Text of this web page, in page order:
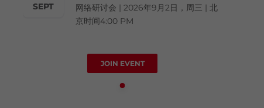
SEPT
网络研讨会 | 2026年9月2日，周三 | 北
京时间4:00 PM
JOIN EVENT